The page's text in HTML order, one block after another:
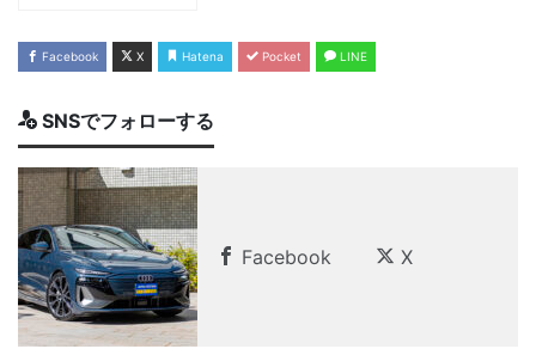
Facebook X Hatena Pocket LINE
SNSでフォローする
Facebook X